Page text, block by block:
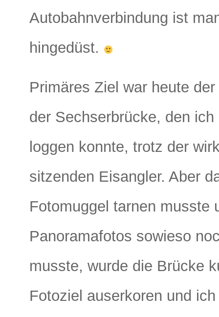
Autobahnverbindung ist
hingedüst.
Primäres Ziel war heute der
der Sechserbrücke, den
loggen konnte, trotz der
sitzenden Eisangler. Aber
Fotomuggel tarnen musste
Panoramafotos sowieso
musste, wurde die Brücke
Fotoziel auserkoren und